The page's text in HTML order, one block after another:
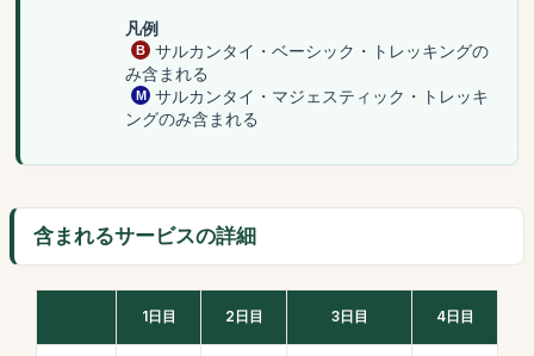
凡例
サルカンタイ・ベーシック・トレッキングの
み含まれる
サルカンタイ・マジェスティック・トレッキ
ングのみ含まれる
含まれるサービスの詳細
1日目 2日目 3日目 4日目